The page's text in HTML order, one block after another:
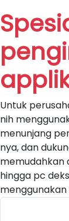
Untuk
nih
menunjang
nya, dan
memudahkan
hingga pc
menggunakan